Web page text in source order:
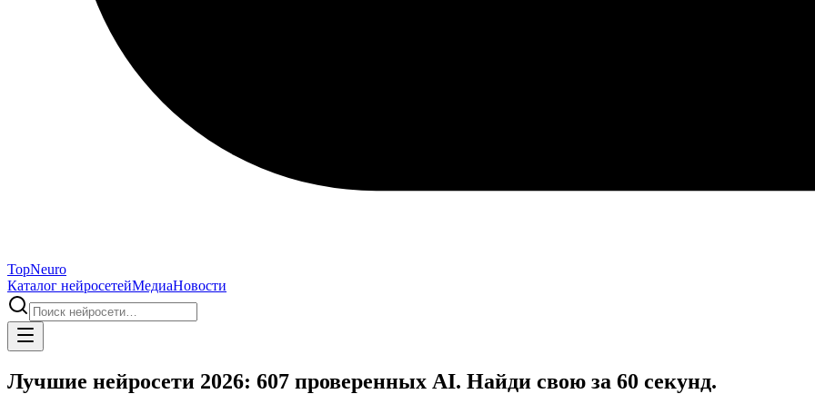
TopNeuro
Каталог нейросетейМедиаНовости
Лучшие нейросети 2026: 607 проверенных AI. Найди свою за 60 секунд.